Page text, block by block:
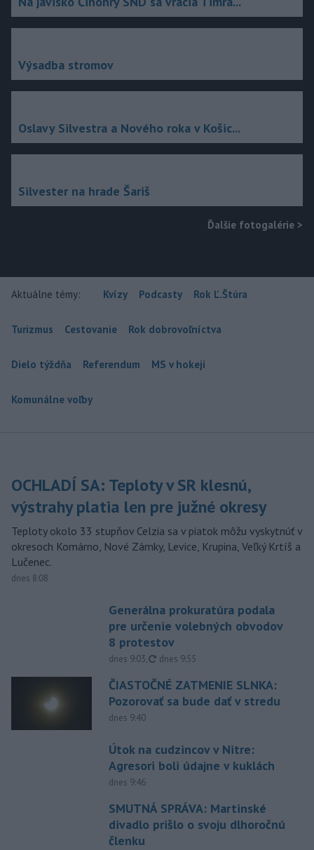
Výsadba stromov
Oslavy Silvestra a Nového roka v Košic...
Silvester na hrade Šariš
Ďalšie fotogalérie >
Aktuálne témy: Kvízy Podcasty Rok Ľ.Štúra
Turizmus Cestovanie Rok dobrovoľníctva
Dielo týždňa Referendum MS v hokeji
Komunálne voľby
OCHLADÍ SA: Teploty v SR klesnú,
výstrahy platia len pre južné okresy
Teploty okolo 33 stupňov Celzia sa v piatok môžu vyskytnúť v
okresoch Komárno, Nové Zámky, Levice, Krupina, Veľký Krtíš a
Lučenec.
dnes 8:08
Generálna prokuratúra podala
pre určenie volebných obvodov
8 protestov
dnes 9:03, aktualizované
dnes 9:55
ČIASTOČNÉ ZATMENIE SLNKA:
Pozorovať sa bude dať v stredu
dnes 9:40
Útok na cudzincov v Nitre:
Agresori boli údajne v kuklách
dnes 9:46
SMUTNÁ SPRÁVA: Martinské
divadlo prišlo o svoju dlhoročnú
členku